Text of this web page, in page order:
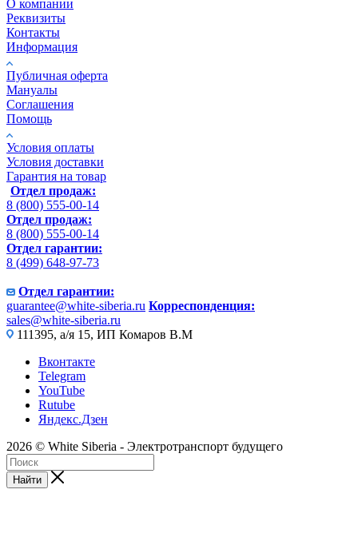
О компании
Реквизиты
Контакты
Информация
Публичная оферта
Мануалы
Соглашения
Помощь
Условия оплаты
Условия доставки
Гарантия на товар
Отдел продаж:
8 (800) 555-00-14
Отдел продаж:
8 (800) 555-00-14
Отдел гарантии:
8 (499) 648-97-73
Отдел гарантии:
guarantee@white-siberia.ru Корреспонденция:
sales@white-siberia.ru
111395, а/я 15, ИП Комаров В.М
Вконтакте
Telegram
YouTube
Rutube
Яндекс.Дзен
2026 © White Siberia - Электротранспорт будущего
Найти